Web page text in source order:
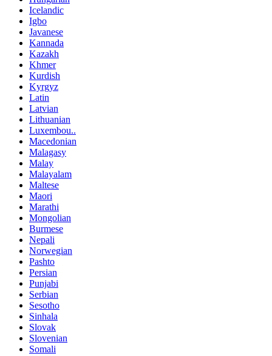
Icelandic
Igbo
Javanese
Kannada
Kazakh
Khmer
Kurdish
Kyrgyz
Latin
Latvian
Lithuanian
Luxembou..
Macedonian
Malagasy
Malay
Malayalam
Maltese
Maori
Marathi
Mongolian
Burmese
Nepali
Norwegian
Pashto
Persian
Punjabi
Serbian
Sesotho
Sinhala
Slovak
Slovenian
Somali